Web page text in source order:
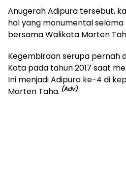
Anugerah Adipura tersebut,
hal yang monumental
bersama Walikota Marten
Kegembiraan serupa pernah
Kota pada tahun 2017 saat
Ini menjadi Adipura ke-4 di
Marten Taha. (Adv)